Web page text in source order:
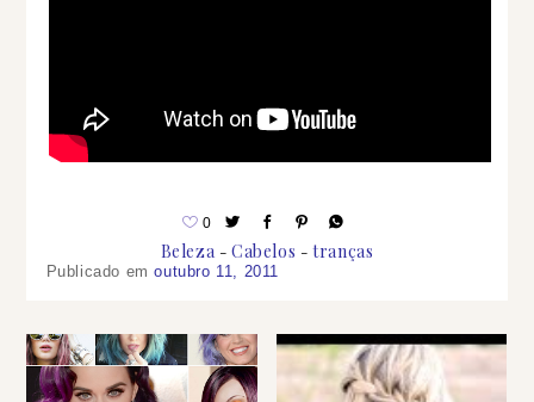
0
Beleza Cabelos tranças
Publicado emoutubro 11, 2011